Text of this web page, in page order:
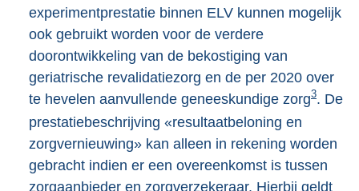
experimentprestatie binnen ELV kunnen mogelijk
ook gebruikt worden voor de verdere
doorontwikkeling van de bekostiging van
geriatrische revalidatiezorg en de per 2020 over
te hevelen aanvullende geneeskundige zorg3. De
prestatiebeschrijving «resultaatbeloning en
zorgvernieuwing» kan alleen in rekening worden
gebracht indien er een overeenkomst is tussen
zorgaanbieder en zorgverzekeraar. Hierbij geldt